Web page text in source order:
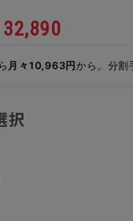
32,890
月々10,963円から。分割
択